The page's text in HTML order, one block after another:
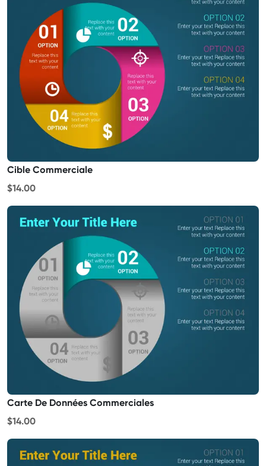
Cible Commerciale
$14.00
Carte De Données Commerciales
$14.00